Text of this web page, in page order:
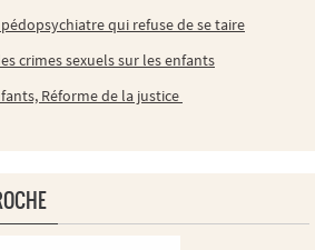
qui refuse de se taire
crimes sexuels sur les enfants
Réforme de la justice